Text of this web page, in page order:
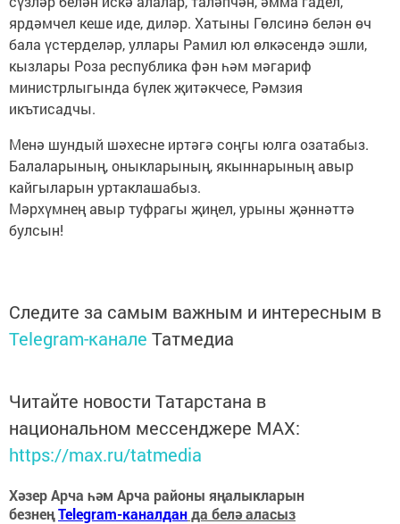
ярдәмчел кеше иде, диләр. Хатыны Гөлсинә белән өч
бала үстерделәр, уллары Рамил юл өлкәсендә эшли,
кызлары Роза республика фән һәм мәгариф
министрлыгында бүлек җитәкчесе, Рәмзия
икътисадчы.
Менә шундый шәхесне иртәгә соңгы юлга озатабыз.
Балаларының, оныкларының, якыннарының авыр
кайгыларын уртаклашабыз.
Мәрхүмнең авыр туфрагы җиңел, урыны җәннәттә
булсын!
Следите за самым важным и интересным в
Telegram-канале Татмедиа
Читайте новости Татарстана в
национальном мессенджере MАХ:
https://max.ru/tatmedia
Хәзер Арча һәм Арча районы яңалыкларын
безнеңTelegram-каналданда белә аласыз